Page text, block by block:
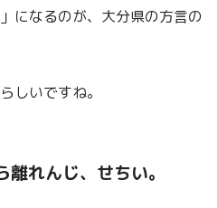
になるのが、大分県の方言の
しいですね。
れんじ、せちい。